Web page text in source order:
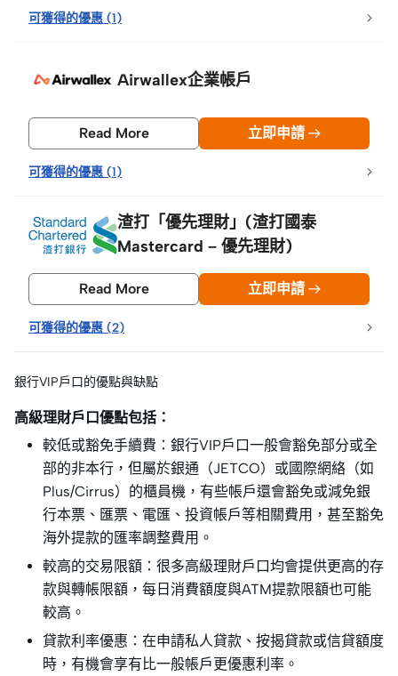
可獲得的優惠 (1)
Airwallex企業帳戶
Read More 立即申請
可獲得的優惠 (1)
渣打「優先理財」(渣打國泰
Mastercard – 優先理財)
Read More 立即申請
可獲得的優惠 (2)
銀行VIP戶口的優點與缺點
高級理財戶口優點包括：
較低或豁免手續費：銀行VIP戶口一般會豁免部分或全
部的非本行，但屬於銀通（JETCO）或國際網絡（如
Plus/Cirrus）的櫃員機，有些帳戶還會豁免或減免銀
行本票、匯票、電匯、投資帳戶等相關費用，甚至豁免
海外提款的匯率調整費用。
較高的交易限額：很多高級理財戶口均會提供更高的存
款與轉帳限額，每日消費額度與ATM提款限額也可能
較高。
貸款利率優惠：在申請私人貸款、按揭貸款或信貸額度
時，有機會享有比一般帳戶更優惠利率。